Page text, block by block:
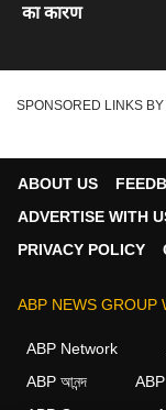
का कारण
SPONSORED LINKS BY
ABOUT US
ADVERTISE WITH
PRIVACY POLICY
ABP NEWS GROUP
ABP Network
ABP আনন্দ
ABP